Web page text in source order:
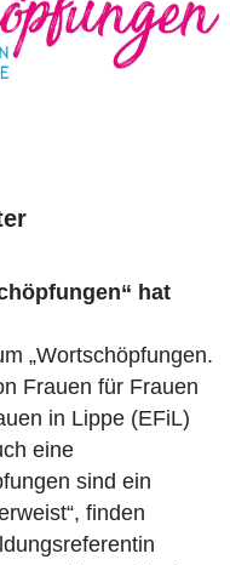
hat
„Wortschöpfungen.
Frauen für Frauen
in Lippe (EFiL)
eine
sind ein
finden